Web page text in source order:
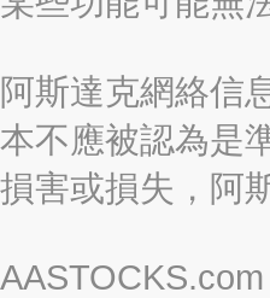
阿斯達克網絡信
本不應被認為是
損害或損失，阿